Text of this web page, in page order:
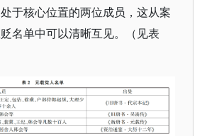
于核心位置的两位成员，这从案
名单中可以清晰互见。（见表